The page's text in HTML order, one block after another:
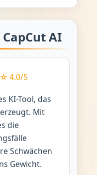
AI
4.0/5
KI-Tool, das
Mit
die
Schwächen
Gewicht.